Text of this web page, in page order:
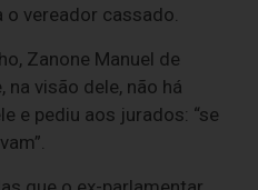
o vereador cassado.
Zanone Manuel de
na visão dele, não há
e pediu aos jurados: “se